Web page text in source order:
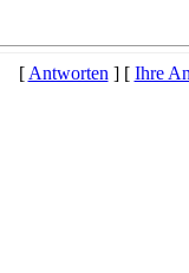
[Antworten] [ Ihre